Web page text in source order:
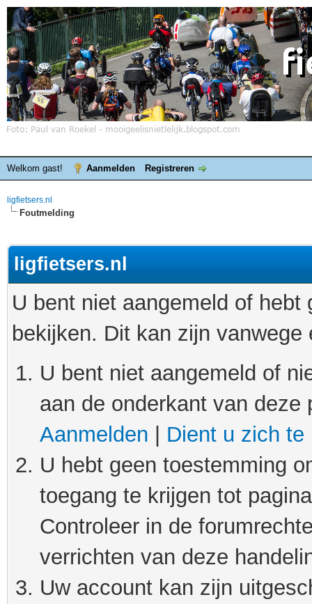
Welkom gast! Aanmelden Registreren
ligfietsers.nl
Foutmelding
ligfietsers.nl
U bent niet aangemeld of
bekijken. Dit kan zijn
U bent niet aangemeld of
aan de onderkant van
Aanmelden
Dient u zich te
U hebt geen toestemming
toegang te krijgen tot
Controleer in de
verrichten van deze
Uw account kan zijn